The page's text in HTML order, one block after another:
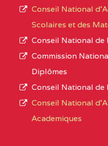
CENTRE
CENTRE
L’offre
d’éducation
de
Conseil National
Scolaires et des
Conseil National de
Commission
Diplômes
Conseil National de
Conseil National
Academiques